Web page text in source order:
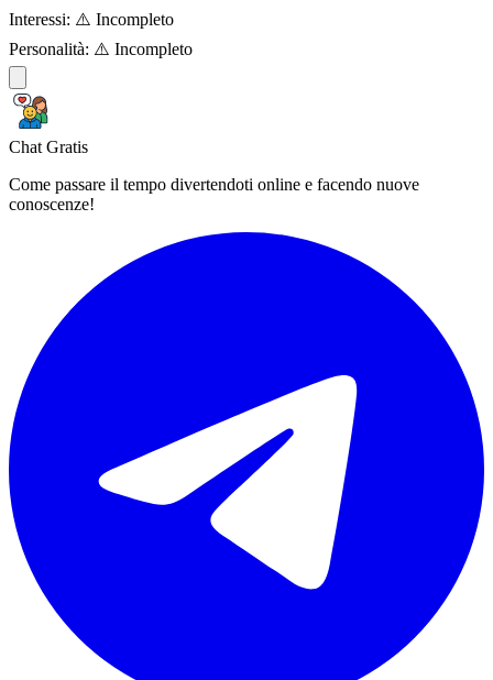
Interessi: ⚠️ Incompleto
Personalità: ⚠️ Incompleto
Chat Gratis
Come passare il tempo divertendoti online e facendo nuove
conoscenze!